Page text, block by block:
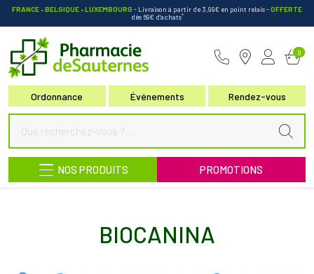
FRANCE • BELGIQUE • LUXEMBOURG - Livraison à partir de 3,99€ en point relais-OFFERTE
dès 69€ d’achats*
Ordonnance Événements Rendez-vous
0
NOS PRODUITS PROMOTIONS
BIOCANINA